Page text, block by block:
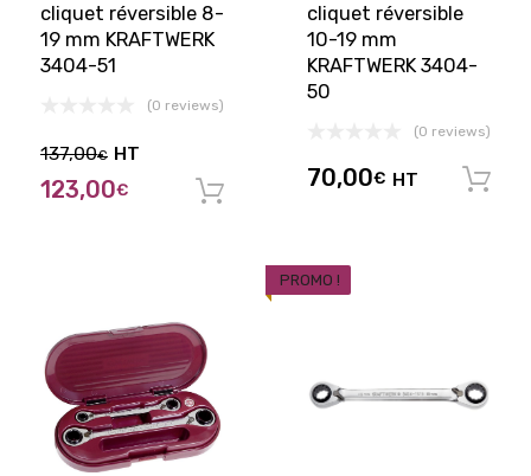
cliquet réversible 8-
19 mm KRAFTWERK
3404-51
(0 reviews)
137,00€
123,00€
HT
Ajouter au panier
cliquet réversible
10-19 mm
KRAFTWERK 3404-
50
(0 reviews)
70,00€ HT
PROMO !